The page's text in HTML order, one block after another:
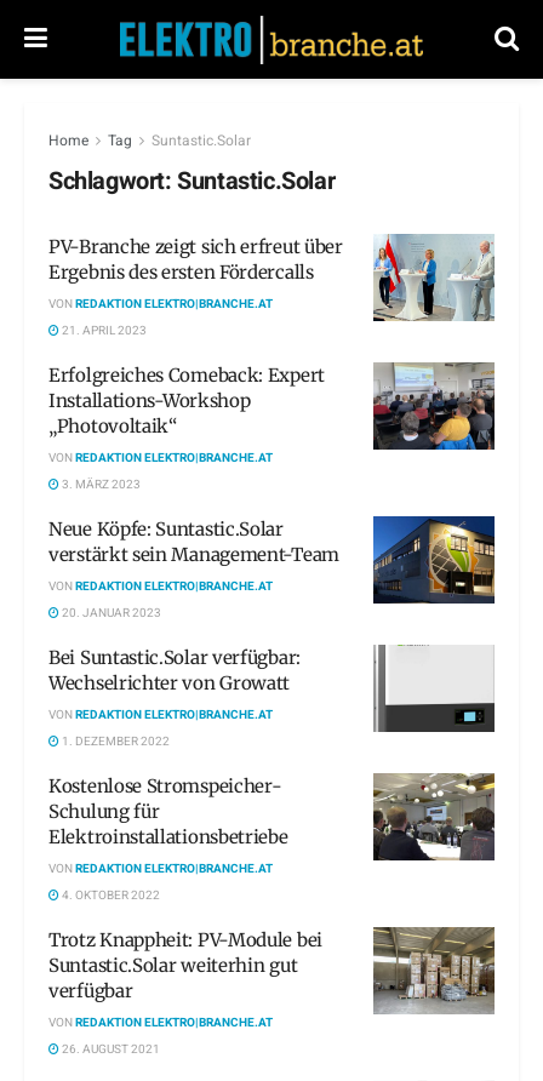
Home Tag Suntastic.Solar
Schlagwort:Suntastic.Solar
PV-Branche zeigt sich erfreut über
Ergebnis des ersten Fördercalls
VONREDAKTION ELEKTRO|BRANCHE.AT
21. APRIL 2023
Erfolgreiches Comeback: Expert
Installations-Workshop
„Photovoltaik“
VONREDAKTION ELEKTRO|BRANCHE.AT
3. MÄRZ 2023
Neue Köpfe: Suntastic.Solar
verstärkt sein Management-Team
VONREDAKTION ELEKTRO|BRANCHE.AT
20. JANUAR 2023
Bei Suntastic.Solar verfügbar:
Wechselrichter von Growatt
VONREDAKTION ELEKTRO|BRANCHE.AT
1. DEZEMBER 2022
Kostenlose Stromspeicher-
Schulung für
Elektroinstallationsbetriebe
VONREDAKTION ELEKTRO|BRANCHE.AT
4. OKTOBER 2022
Trotz Knappheit: PV-Module bei
Suntastic.Solar weiterhin gut
verfügbar
VONREDAKTION ELEKTRO|BRANCHE.AT
26. AUGUST 2021